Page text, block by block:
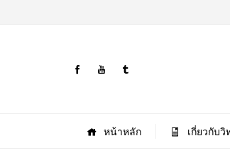
หน้าหลัก เกี่ยวกับวิ